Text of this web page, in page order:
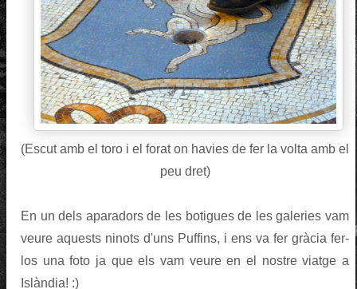
(Escut amb el toro i el forat on havies de fer la volta amb el
peu dret)
En un dels aparadors de les botigues de les galeries vam
veure aquests ninots d'uns Puffins, i ens va fer gràcia fer-
los una foto ja que els vam veure en el nostre viatge a
Islàndia! :)